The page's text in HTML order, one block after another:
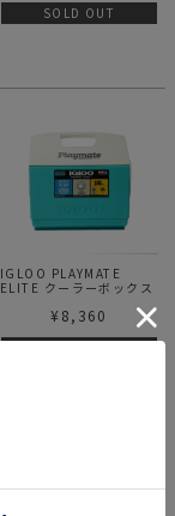
SOLD OUT
IGLOO PLAYMATE
ELITE クーラーボックス
¥ 8,360